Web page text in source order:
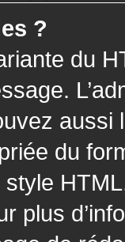
?
du
du
plus